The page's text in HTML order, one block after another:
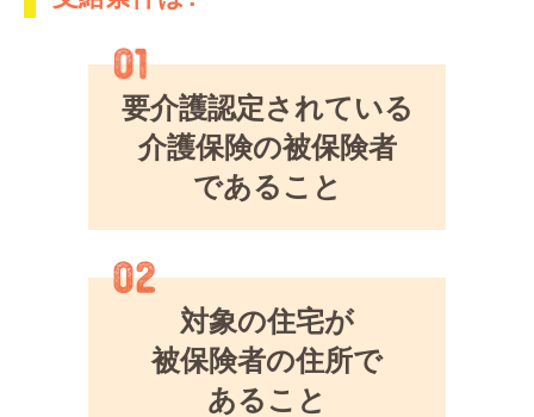
要介護認定されている
介護保険の被保険者
であること
対象の住宅が
被保険者の住所で
あること